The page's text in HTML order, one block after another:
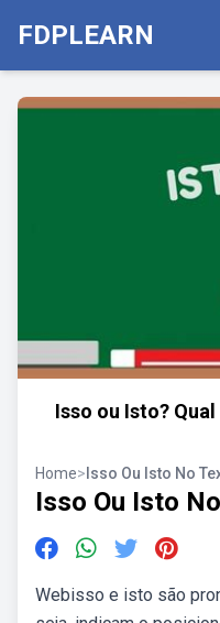
FDPLEARN
Isso ou Isto? Qual
Home> Isso Ou Isto No
Isso Ou Isto
Webisso e isto são